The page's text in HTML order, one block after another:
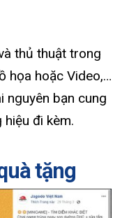
thủ thuật trong
họa hoặc Video,…
nguyên bạn cung
đi kèm.
tặng